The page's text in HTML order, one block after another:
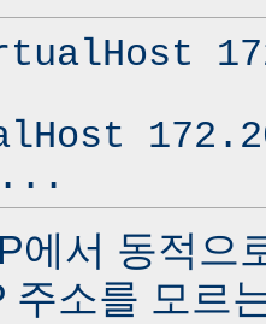
...
에서 동적으
주소를 모르